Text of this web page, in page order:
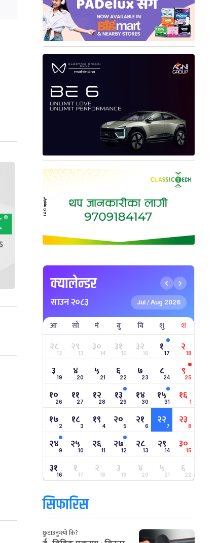
क्यालेन्डर
साउन २०८३ Jul / Aug 2026
आ सो मं बु बि शु श
२८12 २९13 ३०14 ३१15 ३२16 १17 २18
३ 19 ४20 ५ 21 ६22 ७23 ८24 ९25
१०26 ११27 १२28 १३29 १४30 १५31 १६ 1
१७2 १८3 १९ 4 २०5 २१6 २२7 २३8
२४9 २५10 २६11 २७12 २८13 २९14 ३०15
३१16 १17 २18 ३19 ४20 ५21 ६22
सिफारिस
छुटाउनुभयो कि?